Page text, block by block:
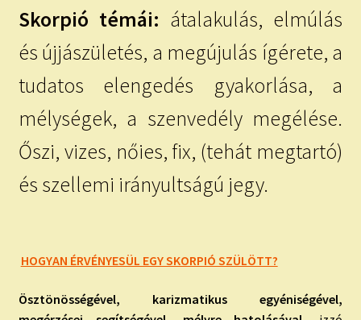
Skorpió témái: átalakulás, elmúlás
és újjászületés, a megújulás ígérete, a
tudatos elengedés gyakorlása, a
mélységek, a szenvedély megélése.
Őszi, vizes, nőies, fix, (tehát megtartó)
és szellemi irányultságú jegy.
HOGYAN ÉRVÉNYESÜL EGY SKORPIÓ SZÜLÖTT?
Ösztönösségével, karizmatikus egyéniségével,